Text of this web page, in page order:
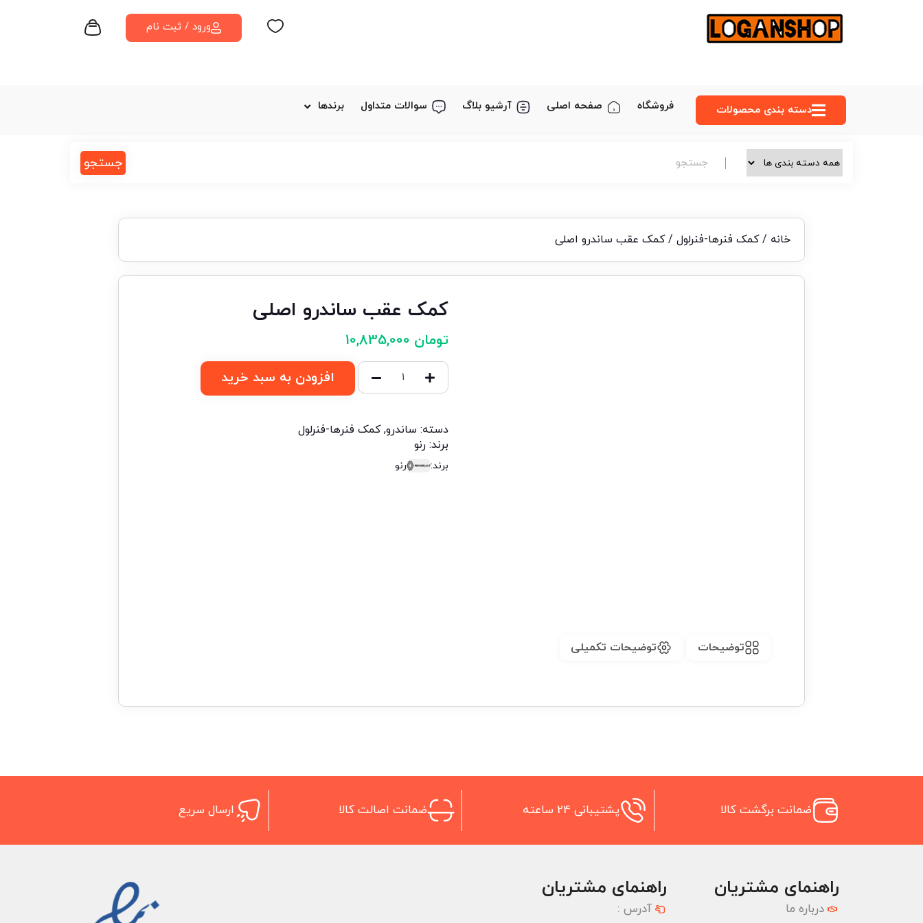
ورود / ثبت نام
دسته‌ بندی محصولات فروشگاه صفحه اصلی آرشیو بلاگ سوالات متداول برندها
جستجو
خانه /کمک فنرها-فنرلول / کمک عقب ساندرو اصلی
کمک عقب ساندرو اصلی
تومان
افزودن به سبد خرید
دسته: ساندرو,کمک فنرها-فنرلول
برند: رنو
برند: رنو
توضیحات توضیحات تکمیلی
ضمانت برگشت کالا پشتیبانی 24 ساعته ضمانت اصالت کالا ارسال سریع
راهنمای مشتریان
درباره ما
راهنمای مشتریان
آدرس :